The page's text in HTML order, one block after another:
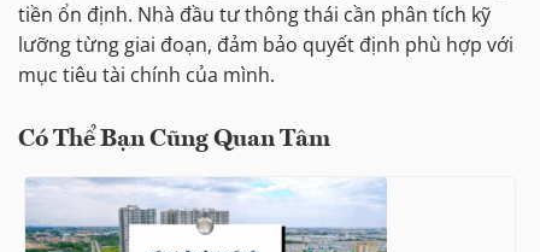
tiền ổn định. Nhà đầu tư thông thái cần phân tích kỹ
lưỡng từng giai đoạn, đảm bảo quyết định phù hợp với
mục tiêu tài chính của mình.
Có Thể Bạn Cũng Quan Tâm